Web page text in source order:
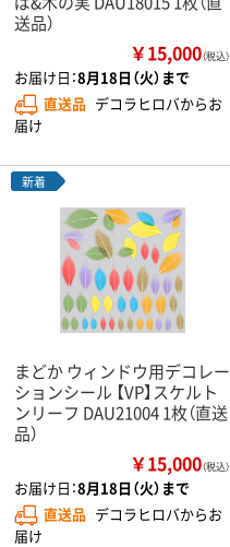
送品）
￥15,000（税込）
お届け日：8月18日（火）まで
直送品 デコラヒロバからお
届け
新着
まどか ウィンドウ用デコレー
ションシール 【VP】スケルト
ンリーフ DAU21004 1枚（直送
品）
￥15,000（税込）
お届け日：8月18日（火）まで
直送品 デコラヒロバからお
届け